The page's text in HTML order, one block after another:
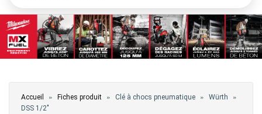
Vous êtes ici
Accueil » Fiches produit » Clé à chocs pneumatique » Würth »
DSS 1/2"